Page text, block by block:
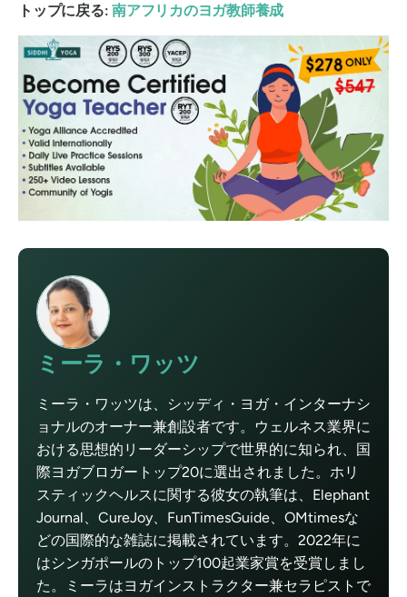
トップに戻る:南アフリカのヨガ教師養成
ミーラ・ワッツ
ミーラ・ワッツは、シッディ・ヨガ・インターナシ
ョナルのオーナー兼創設者です。ウェルネス業界に
おける思想的リーダーシップで世界的に知られ、国
際ヨガブロガートップ20に選出されました。ホリ
スティックヘルスに関する彼女の執筆は、Elephant
Journal、CureJoy、FunTimesGuide、OMtimesな
どの国際的な雑誌に掲載されています。2022年に
はシンガポールのトップ100起業家賞を受賞しまし
た。ミーラはヨガインストラクター兼セラピストで